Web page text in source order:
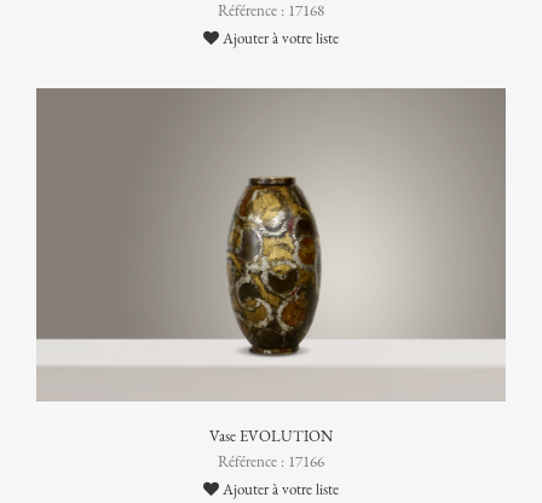
Référence : 17168
Ajouter à votre liste
Vase EVOLUTION
Référence : 17166
Ajouter à votre liste